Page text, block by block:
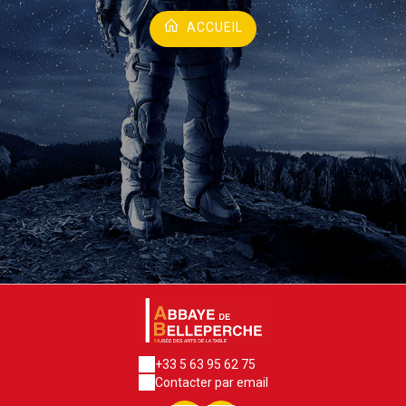
ACCUEIL
+33 5 63 95 62 75
Contacter par email